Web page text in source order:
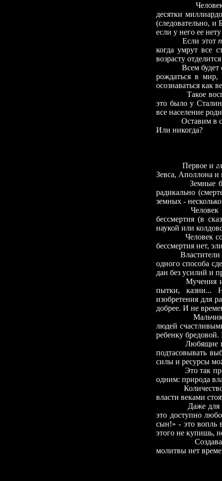
десятки
(следовательно, и
если у него ее
Если этот
когда умрут все
возрасту
Всем будет
рождаться в
осознаваться как
Такое
это было у
все население
Оставим в
Или никогда?
Первое и
Зевса, Аполлона
Земные
радикально
земных -
Человек
бессмертия (в
наукой или
Человек
бессмертия нет,
одного способа
дан без усилий и
Мучения
пытки, казни...
изобретения для
добрее. И не
людей
ребенку
Любящие
подтасовывать
силы и ресурсы
Это так
одним: природа
власти веками
Даже для
это доступно
сын!»- это вопль
этого не купишь,
молитвы нет